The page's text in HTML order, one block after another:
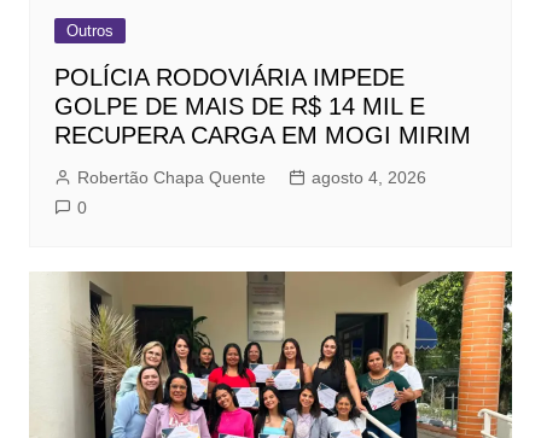
Outros
POLÍCIA RODOVIÁRIA IMPEDE
GOLPE DE MAIS DE R$ 14 MIL E
RECUPERA CARGA EM MOGI MIRIM
Robertão Chapa Quente
agosto 4, 2026
0